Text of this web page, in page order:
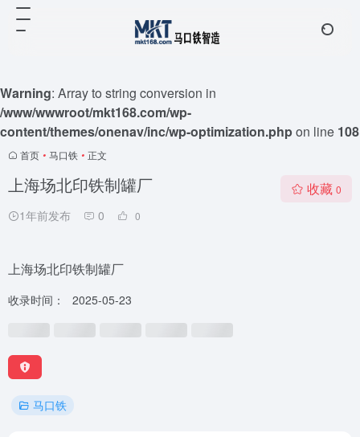
Warning: Array to string conversion in
/www/wwwroot/mkt168.com/wp-
content/themes/onenav/inc/wp-optimization.phpon line 108
首页 • 马口铁 • 正文
上海场北印铁制罐厂
1年前发布 0 0
收藏 0
上海场北印铁制罐厂
收录时间： 2025-05-23
马口铁